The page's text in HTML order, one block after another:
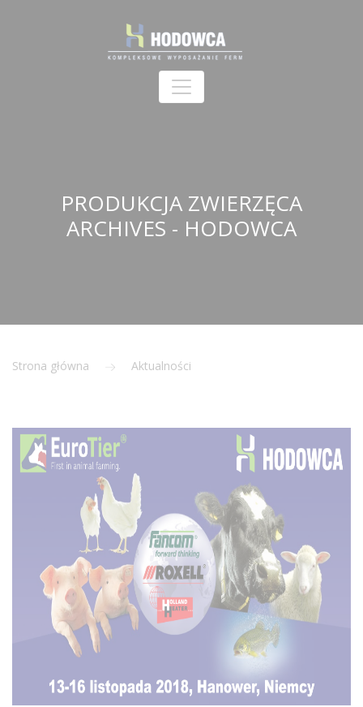
PRODUKCJA ZWIERZĘCA
ARCHIVES - HODOWCA
Strona główna Aktualności